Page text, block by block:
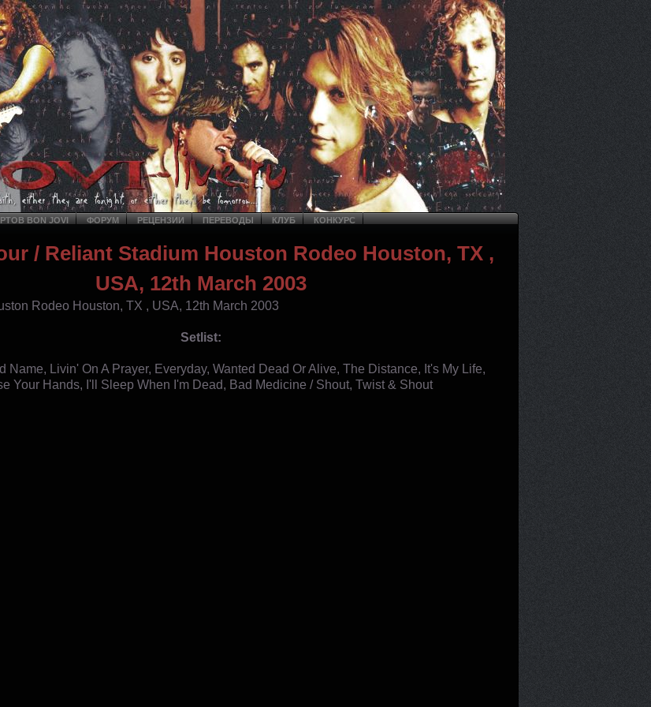
BON JOVI ФОРУМ РЕЦЕНЗИИ ПЕРЕВОДЫ КЛУБ КОНКУРС
/ Reliant Stadium Houston Rodeo Houston, TX ,
USA, 12th March 2003
Rodeo Houston, TX , USA, 12th March 2003
Setlist:
Name, Livin' On A Prayer, Everyday, Wanted Dead Or Alive, The Distance, It's My Life,
Your Hands, I'll Sleep When I'm Dead, Bad Medicine / Shout, Twist & Shout